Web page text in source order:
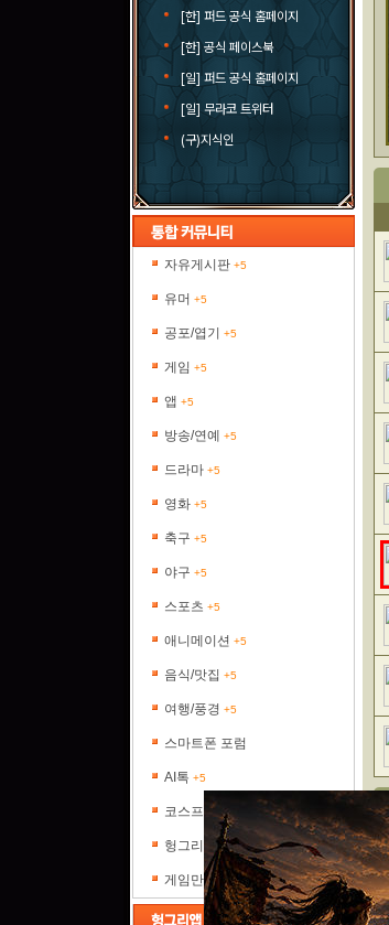
[한] 퍼드 공식 홈페이지
[한] 공식 페이스북
[일] 퍼드 공식 홈페이지
[일] 무라코 트위터
(구)지식인
자유게시판 +5
유머 +5
공포/엽기 +5
게임 +5
앱 +5
방송/연예 +5
드라마 +5
영화 +5
축구 +5
야구 +5
스포츠 +5
애니메이션 +5
음식/맛집 +5
여행/풍경 +5
스마트폰 포럼
AI톡 +5
코스프레갤러리
헝그리피플
게임만평